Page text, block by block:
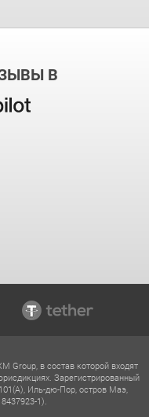
В
Group, в состав которой входят
Зарегистрированный
Иль-дю-Пор, остров Маэ,
1).